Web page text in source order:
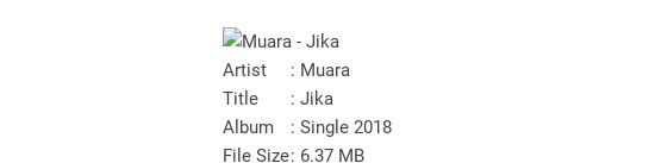
Artist
: Muara
Title
: Jika
Album
: Single 2018
File Size: 6.37 MB